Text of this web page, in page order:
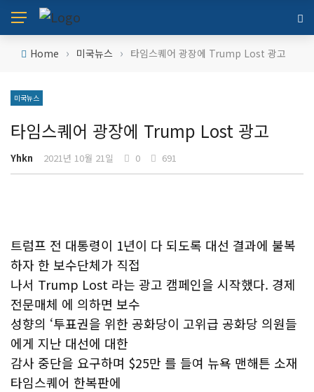
Home › 미국뉴스 › 타임스퀘어 광장에 Trump Lost 광고
미국뉴스
타임스퀘어 광장에 Trump Lost 광고
Yhkn 2021년 10월 21일 0 691
트럼프 전 대통령이 1년이 다 되도록 대선 결과에 불복
하자 한 보수단체가 직접
나서 Trump Lost 라는 광고 캠페인을 시작했다. 경제
전문매체 에 의하면 보수
성향의 ‘투표권을 위한 공화당이 고위급 공화당 의원들
에게 지난 대선에 대한
감사 중단을 요구하며 $25만 를 들여 뉴욕 맨해튼 소재
타임스퀘어 한복판에